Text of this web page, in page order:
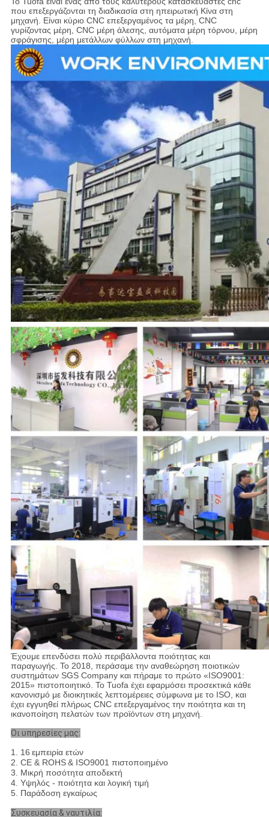
που επεξεργάζονται τη διαδικασία στη ηπειρωτική Κίνα στη
μηχανή. Είναι κύριο CNC επεξεργαμένος τα μέρη, CNC
γυρίζοντας μέρη, CNC μέρη άλεσης, αυτόματα μέρη τόρνου, μέρη
σφράγισης, μέρη μετάλλων φύλλων στη μηχανή.
Έχουμε επενδύσει πολύ περιβάλλοντα ποιότητας και
παραγωγής. Το 2018, περάσαμε την αναθεώρηση ποιοτικών
συστημάτων SGS Company και πήραμε το πρώτο «ISO9001:
2015» πιστοποιητικό. Το Tuofa έχει εφαρμόσει προσεκτικά κάθε
κανονισμό με διοικητικές λεπτομέρειες σύμφωνα με το ISO, και
έχει εγγυηθεί πλήρως CNC επεξεργαμένος την ποιότητα και τη
ικανοποίηση πελατών των προϊόντων στη μηχανή.
Οι υπηρεσίες μας:
1. 16 εμπειρία ετών
2. CE & ROHS& ISO9001 πιστοποιημένο
3. Μικρή ποσότητα αποδεκτή
4. Υψηλός - ποιότητα και λογική τιμή
5. Παράδοση εγκαίρως
Συσκευασία & ναυτιλία: